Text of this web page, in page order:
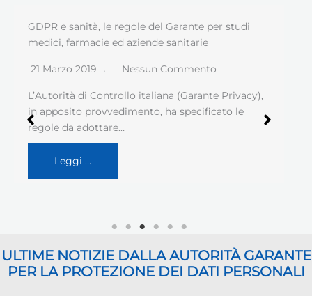
GDPR e sanità, le regole del Garante per studi
medici, farmacie ed aziende sanitarie
21 Marzo 2019 Nessun Commento
L’Autorità di Controllo italiana (Garante Privacy),
in apposito provvedimento, ha specificato le
regole da adottare…
Leggi …
ULTIME NOTIZIE DALLA AUTORITÀ GARANTE
PER LA PROTEZIONE DEI DATI PERSONALI